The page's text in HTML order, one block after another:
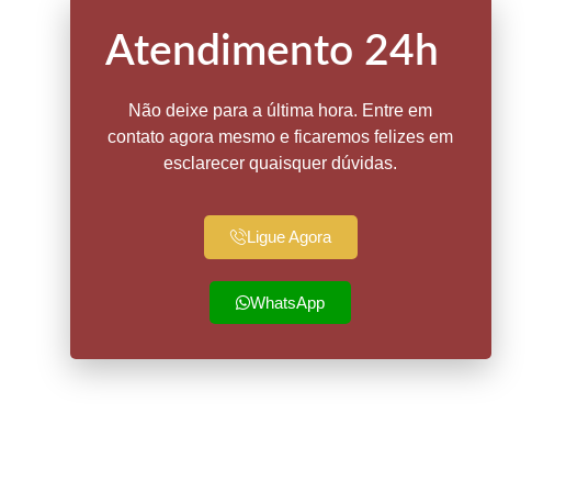
Atendimento 24h
Não deixe para a última hora. Entre em
contato agora mesmo e ficaremos felizes em
esclarecer quaisquer dúvidas.
Ligue Agora
WhatsApp